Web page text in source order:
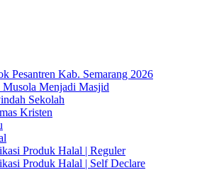
Pesantren Kab. Semarang 2026
Menjadi Masjid
Sekolah
Kristen
Produk Halal | Reguler
Produk Halal | Self Declare